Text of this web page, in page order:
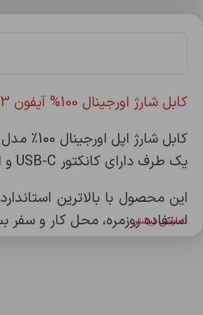
کابل شارژ اورجینال 100% آيفون 13:
یک طرف دارای کانکتور USB-C و از طرف دیگر سوکت لایتنینگ می‌باشد و قابلیت شارژ سریع (Fast Charging) و انتقال داده با سرعت بالا را دارد.
این محصول با بالاترین
استفاده روزمره، محل کار و
نمایش بیشتر